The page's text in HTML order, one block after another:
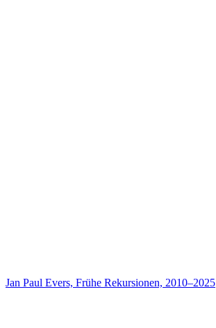
Jan Paul Evers, Frühe Rekursionen, 2010–2025